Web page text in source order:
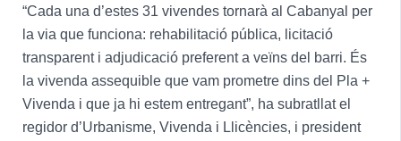
“Cada una d’estes 31 vivendes tornarà al Cabanyal per
la via que funciona: rehabilitació pública, licitació
transparent i adjudicació preferent a veïns del barri. És
la vivenda assequible que vam prometre dins del Pla +
Vivenda i que ja hi estem entregant”, ha subratllat el
regidor d’Urbanisme, Vivenda i Llicències, i president